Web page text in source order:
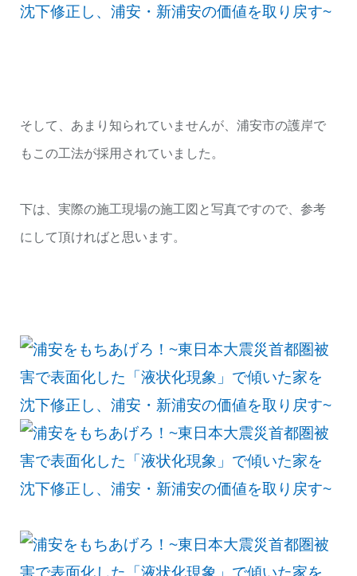
そして、あまり知られていませんが、浦安市の護岸で
もこの工法が採用されていました。
下は、実際の施工現場の施工図と写真ですので、参考
にして頂ければと思います。